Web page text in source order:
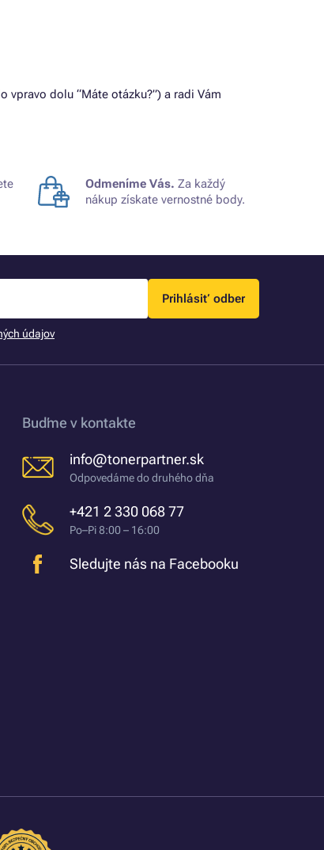
vpravo dolu “Máte otázku?”) a radi Vám
Odmeníme Vás. Za každý
nákup získate vernostné body.
Prihlásiť odber
údajov
Buďme v kontakte
info@tonerpartner.sk
Odpovedáme do druhého dňa
+421 2 330 068 77
Po–Pi 8:00 – 16:00
Sledujte nás na Facebooku